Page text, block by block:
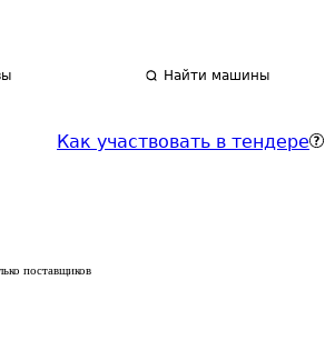
Найти машины
Как участвовать в тендере
поставщиков